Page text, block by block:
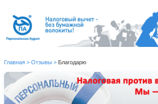
Главная > Отзывы > Благодарю